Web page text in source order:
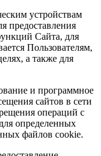
устройствам
предоставления
Сайта, для
Пользователям,
а также для
и программное
сайтов в сети
операций с
определенных
файлов cookie.